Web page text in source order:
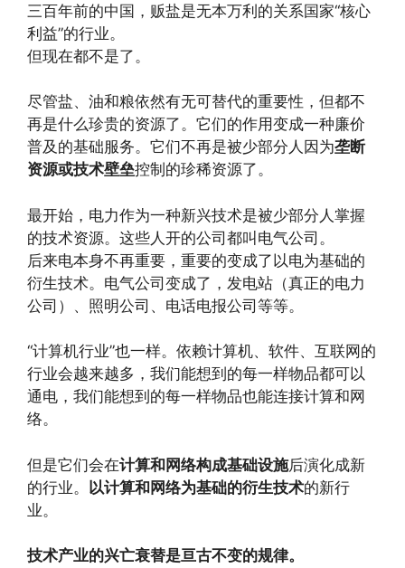
三百年前的中国，贩盐是无本万利的关系国家“核心
利益”的行业。
但现在都不是了。
尽管盐、油和粮依然有无可替代的重要性，但都不
再是什么珍贵的资源了。它们的作用变成一种廉价
普及的基础服务。它们不再是被少部分人因为垄断
资源或技术壁垒控制的珍稀资源了。
最开始，电力作为一种新兴技术是被少部分人掌握
的技术资源。这些人开的公司都叫电气公司。
后来电本身不再重要，重要的变成了以电为基础的
衍生技术。电气公司变成了，发电站（真正的电力
公司）、照明公司、电话电报公司等等。
“计算机行业”也一样。依赖计算机、软件、互联网的
行业会越来越多，我们能想到的每一样物品都可以
通电，我们能想到的每一样物品也能连接计算和网
络。
但是它们会在计算和网络构成基础设施后演化成新
的行业。
以计算和网络为基础的衍生技术的新行
业。
技术产业的兴亡衰替是亘古不变的规律。